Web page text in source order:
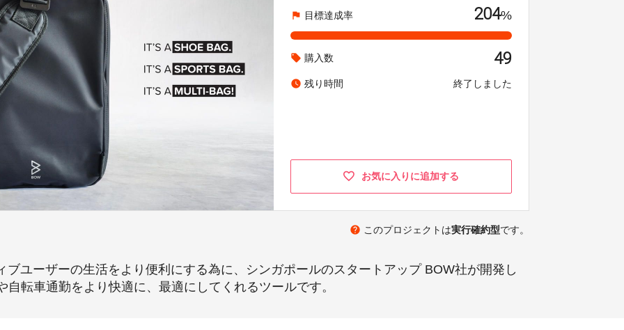
flag 目標達成率 204%
local_offer 購入数 49
watch_later 残り時間 終了しました
お気に入りに追加する
help このプロジェクトは実行確約型です。
ユーザーの生活をより便利にする為に、シンガポールのスタートアップ BOW社が開発し
転車通勤をより快適に、最適にしてくれるツールです。